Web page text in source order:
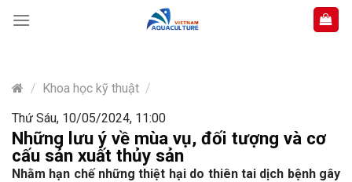
content
/ Khoa học kỹ thuật /
Thứ Sáu, 10/05/2024, 11:00
Những lưu ý về mùa vụ, đối tượng và cơ
cấu sản xuất thủy sản
Nhằm hạn chế những thiệt hại do thiên tai dịch bệnh gây